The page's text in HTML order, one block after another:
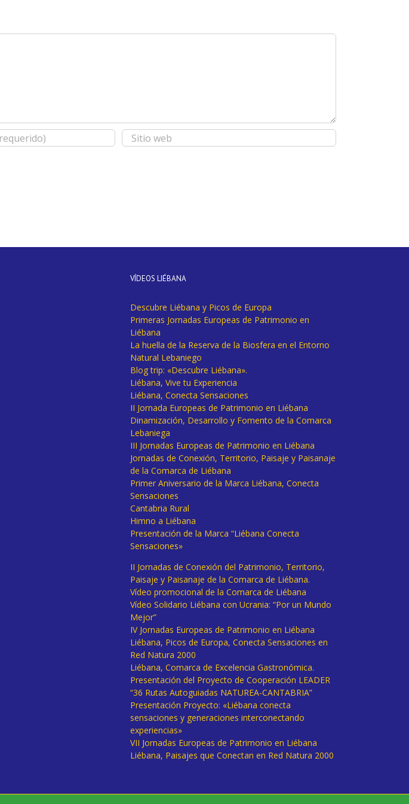
VÍDEOS LIÉBANA
Descubre Liébana y Picos de Europa
Primeras Jornadas Europeas de Patrimonio en
Liébana
La huella de la Reserva de la Biosfera en el Entorno
Natural Lebaniego
Blog trip: «Descubre Liébana».
Liébana, Vive tu Experiencia
Liébana, Conecta Sensaciones
II Jornada Europeas de Patrimonio en Liébana
Dinamización, Desarrollo y Fomento de la Comarca
Lebaniega
III Jornadas Europeas de Patrimonio en Liébana
Jornadas de Conexión, Territorio, Paisaje y Paisanaje
de la Comarca de Liébana
Primer Aniversario de la Marca Liébana, Conecta
Sensaciones
Cantabria Rural
Himno a Liébana
Presentación de la Marca “Liébana Conecta
Sensaciones»
II Jornadas de Conexión del Patrimonio, Territorio,
Paisaje y Paisanaje de la Comarca de Liébana.
Vídeo promocional de la Comarca de Liébana
Vídeo Solidario Liébana con Ucrania: “Por un Mundo
Mejor”
IV Jornadas Europeas de Patrimonio en Liébana
Liébana, Picos de Europa, Conecta Sensaciones en
Red Natura 2000
Liébana, Comarca de Excelencia Gastronómica.
Presentación del Proyecto de Cooperación LEADER
“36 Rutas Autoguiadas NATUREA-CANTABRIA”
Presentación Proyecto: «Liébana conecta
sensaciones y generaciones interconectando
experiencias»
VII Jornadas Europeas de Patrimonio en Liébana
Liébana, Paisajes que Conectan en Red Natura 2000